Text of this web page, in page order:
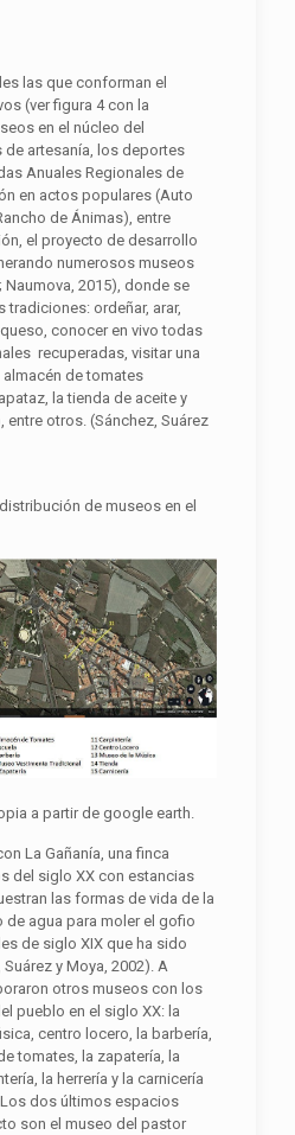
las que conforman el
(ver figura 4 con la
en el núcleo del
artesanía, los deportes
Anuales Regionales de
en actos populares (Auto
de Ánimas), entre
el proyecto de desarrollo
numerosos museos
Naumova, 2015), donde se
ordeñar, arar,
conocer en vivo todas
recuperadas, visitar una
de tomates
la tienda de aceite y
entre otros. (Sánchez, Suárez
de museos en el
a partir de google earth.
La Gañanía, una finca
del siglo XX con estancias
las formas de vida de la
de agua para moler el gofio
de siglo XIX que ha sido
y Moya, 2002). A
otros museos con los
pueblo en el siglo XX: la
centro locero, la barbería,
tomates, la zapatería, la
la herrería y la carnicería
dos últimos espacios
son el museo del pastor